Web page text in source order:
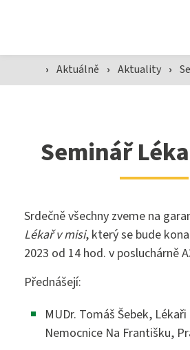
Studenti
SZŠ
Přijímací zkoušky ›
VOŠZ
› Aktuálně › Aktuality ›
Seminář
Srdečně všechny zveme na
Lékař v misi, který se bude
2023 od 14 hod. v posluchárně
Přednášejí:
MUDr. Tomáš Šebek,
Nemocnice Na Františku,